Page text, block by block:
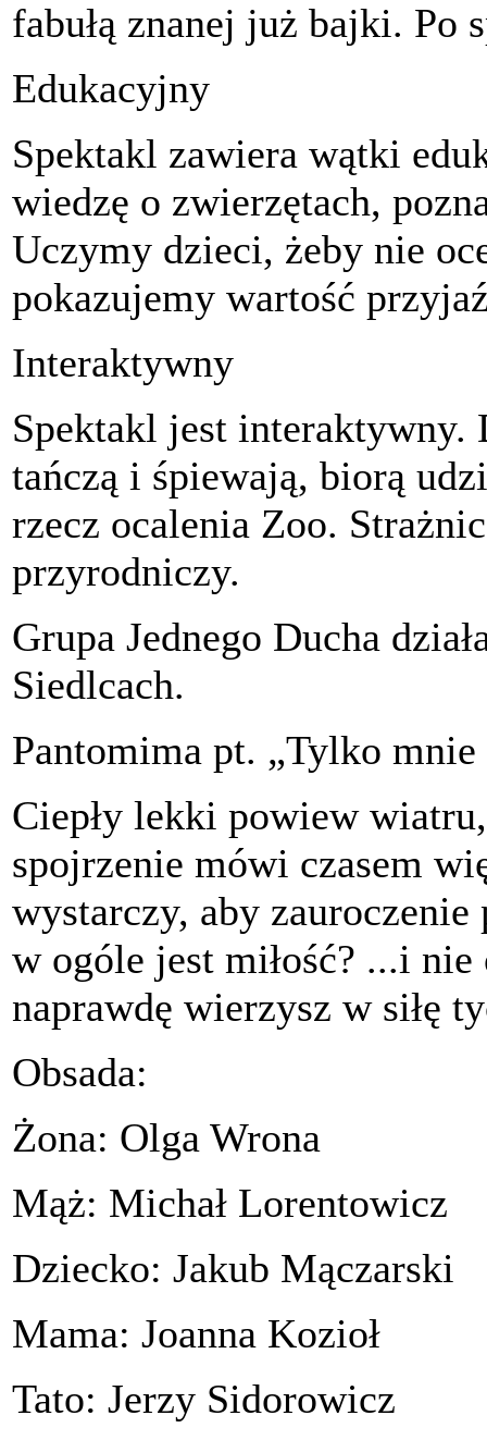
fabułą znanej już bajki.
Edukacyjny
Spektakl zawiera wątki
wiedzę o zwierzętach,
Uczymy dzieci, żeby nie
pokazujemy wartość
Interaktywny
Spektakl jest interaktywny.
tańczą i śpiewają, biorą
rzecz ocalenia Zoo.
przyrodniczy.
Grupa Jednego Ducha
Siedlcach.
Pantomima pt. „Tylko mnie
Ciepły lekki powiew
spojrzenie mówi czasem
wystarczy, aby zauroczenie
w ogóle jest miłość? ...i
naprawdę wierzysz w siłę
Obsada:
Żona: Olga Wrona
Mąż: Michał Lorentowicz
Dziecko: Jakub Mączarski
Mama: Joanna Kozioł
Tato: Jerzy Sidorowicz